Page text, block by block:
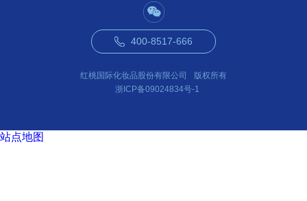
400-8517-666
红桃国际化妆品股份有限公司
版权所有
浙ICP备09024834号-1
站点地图